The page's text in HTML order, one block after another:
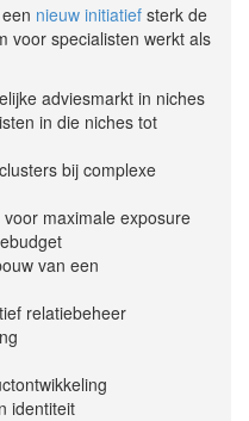
nieuw initiatief sterk de
voor specialisten werkt als
adviesmarkt in niches
in die niches tot
bij complexe
maximale exposure
van een
relatiebeheer
identiteit